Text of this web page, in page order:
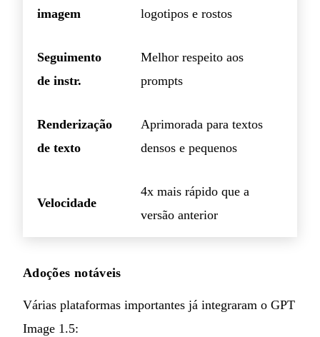
imagem
logotipos e rostos
Seguimento
de instr.
Melhor respeito aos
prompts
Renderização
de texto
Aprimorada para textos
densos e pequenos
Velocidade
4x mais rápido que a
versão anterior
Adoções notáveis
Várias plataformas importantes já integraram o GPT
Image 1.5: